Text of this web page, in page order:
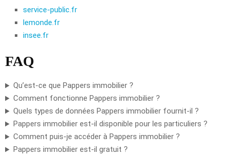
service-public.fr
lemonde.fr
insee.fr
FAQ
Qu’est-ce que Pappers immobilier ?
Comment fonctionne Pappers immobilier ?
Quels types de données Pappers immobilier fournit-il ?
Pappers immobilier est-il disponible pour les particuliers ?
Comment puis-je accéder à Pappers immobilier ?
Pappers immobilier est-il gratuit ?